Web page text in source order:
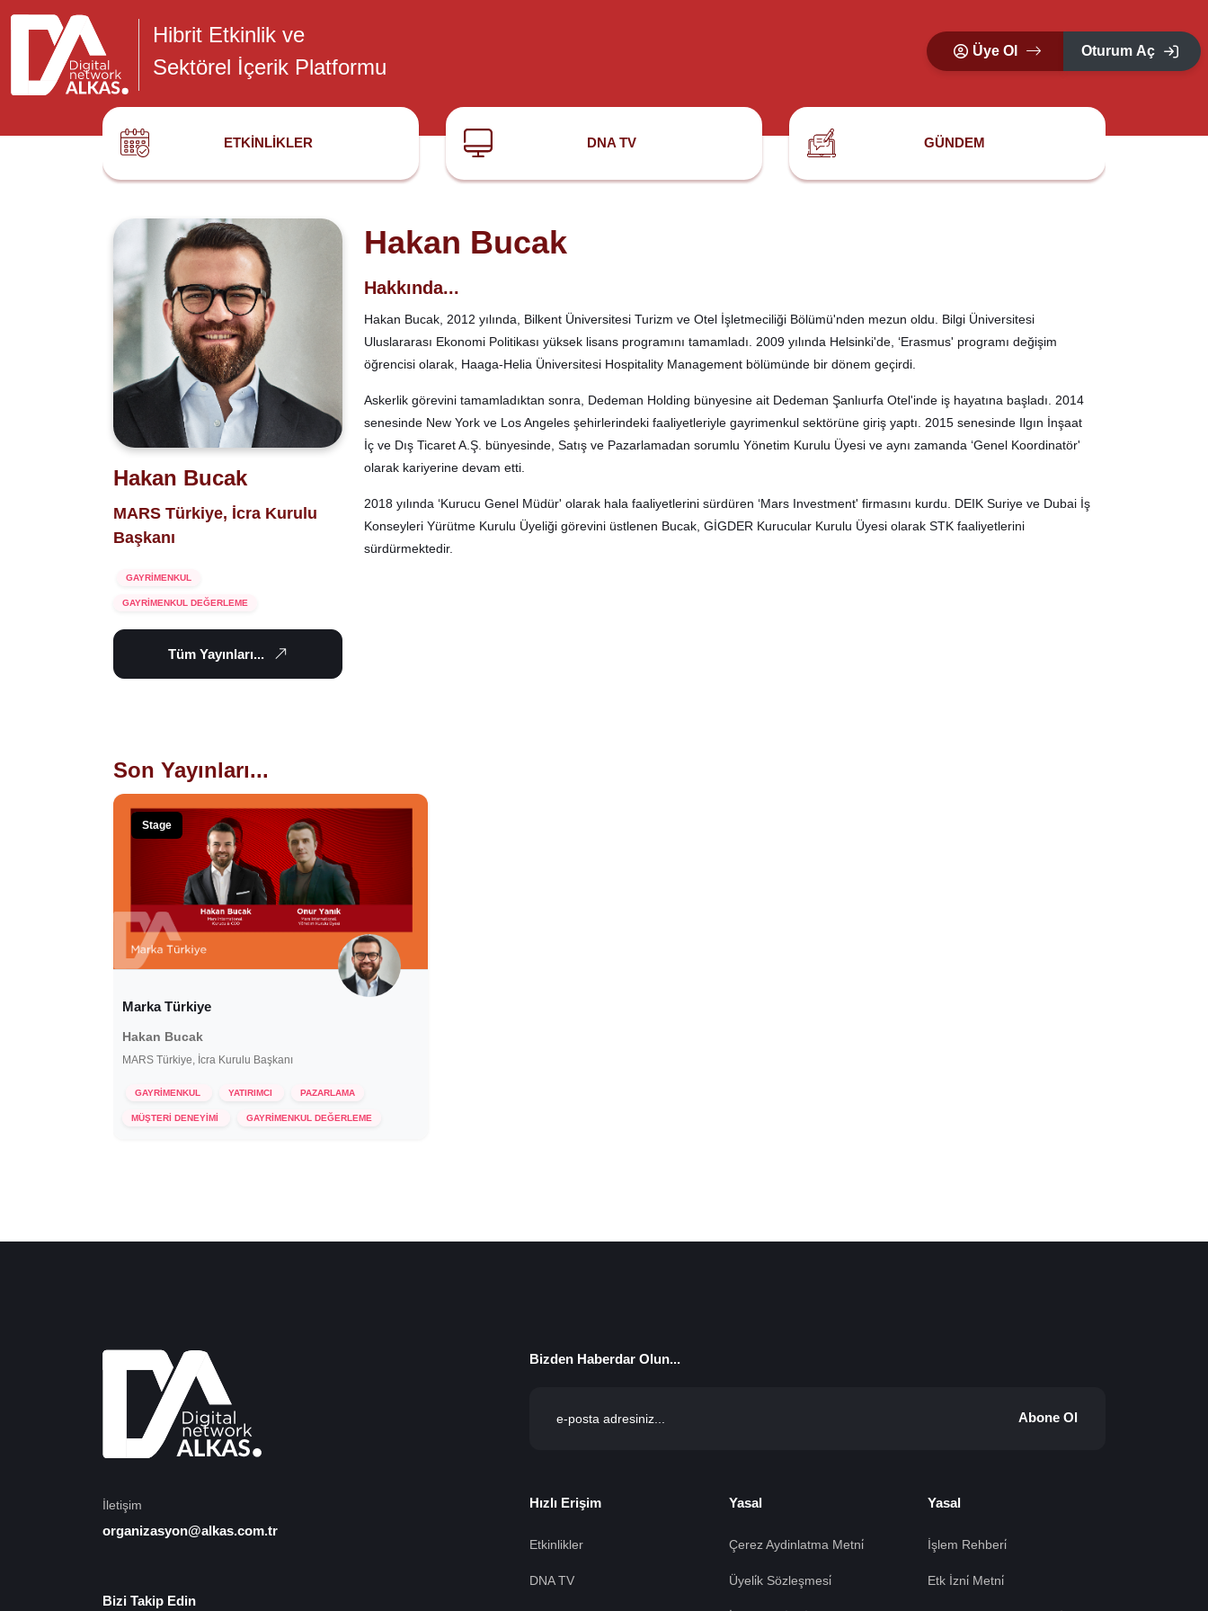
Hibrit Etkinlik ve
Sektörel İçerik Platformu
Üye Ol Oturum Aç
ETKINLIKLER DNA TV GÜNDEM
Hakan Bucak
MARS Türkiye, İcra Kurulu
Başkanı
GAYRİMENKUL
GAYRİMENKUL DEĞERLEME
Tüm Yayınları...
Hakan Bucak
Hakkında...
Hakan Bucak, 2012 yılında, Bilkent Üniversitesi Turizm ve Otel İşletmeciliği Bölümü'nden mezun oldu. Bilgi Üniversitesi
Uluslararası Ekonomi Politikası yüksek lisans programını tamamladı. 2009 yılında Helsinki'de, ‘Erasmus' programı değişim
öğrencisi olarak, Haaga-Helia Üniversitesi Hospitality Management bölümünde bir dönem geçirdi.
Askerlik görevini tamamladıktan sonra, Dedeman Holding bünyesine ait Dedeman Şanlıurfa Otel'inde iş hayatına başladı. 2014
senesinde New York ve Los Angeles şehirlerindeki faaliyetleriyle gayrimenkul sektörüne giriş yaptı. 2015 senesinde Ilgın İnşaat
İç ve Dış Ticaret A.Ş. bünyesinde, Satış ve Pazarlamadan sorumlu Yönetim Kurulu Üyesi ve aynı zamanda ‘Genel Koordinatör'
olarak kariyerine devam etti.
2018 yılında ‘Kurucu Genel Müdür' olarak hala faaliyetlerini sürdüren ‘Mars Investment' firmasını kurdu. DEIK Suriye ve Dubai İş
Konseyleri Yürütme Kurulu Üyeliği görevini üstlenen Bucak, GİGDER Kurucular Kurulu Üyesi olarak STK faaliyetlerini
sürdürmektedir.
Son Yayınları...
Stage
Marka Türkiye
Hakan Bucak
MARS Türkiye, İcra Kurulu Başkanı
GAYRİMENKUL YATIRIMCI PAZARLAMA
MÜŞTERİ DENEYİMİ GAYRİMENKUL DEĞERLEME
İletişim
organizasyon@alkas.com.tr
Bizi Takip Edin
Bizden Haberdar Olun...
Abone Ol
Hızlı Erişim
Etkinlikler
DNA TV
Yasal
Çerez Aydinlatma Metni̇
Üyeli̇k Sözleşmesi̇
Yasal
İşlem Rehberi̇
Etk İzni̇ Metni̇